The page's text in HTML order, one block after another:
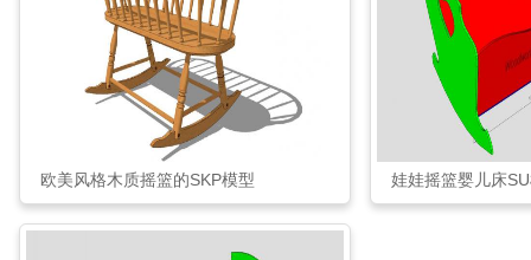
欧美风格木质摇篮的SKP模型 娃娃摇篮婴儿床